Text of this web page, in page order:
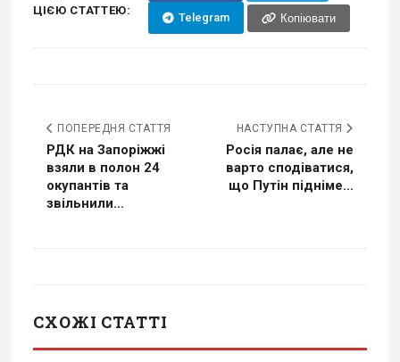
ЦІЄЮ СТАТТЕЮ:
Telegram Копіювати
ПОПЕРЕДНЯ СТАТТЯ
РДК на Запоріжжі
взяли в полон 24
окупантів та
звільнили...
НАСТУПНА СТАТТЯ
Росія палає, але не
варто сподіватися,
що Путін підніме...
СХОЖІ СТАТТІ